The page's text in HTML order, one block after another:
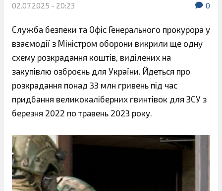
02.07.2025 - 20:23 0
Служба безпеки та Офіс Генерального прокурора у
взаємодії з Міністром оборони викрили ще одну
схему розкрадання коштів, виділених на
закупівлю озброєнь для України. Йдеться про
розкрадання понад 33 млн гривень під час
придбання великокаліберних гвинтівок для ЗСУ з
березня 2022 по травень 2023 року.